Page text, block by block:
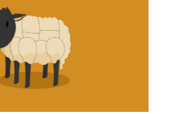
AUCHAN
MOTION DESIGN